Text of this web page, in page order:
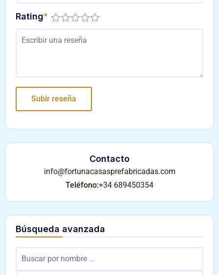
Rating*
Contacto
info@fortunacasasprefabricadas.com
Teléfono:+34 689450354
Búsqueda avanzada